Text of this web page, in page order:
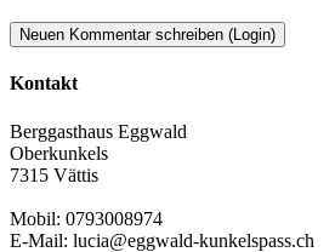
Neuen Kommentar schreiben (Login)
Kontakt
Berggasthaus Eggwald
Oberkunkels
7315 Vättis
Mobil: 0793008974
E-Mail: lucia@eggwald-kunkelspass.ch